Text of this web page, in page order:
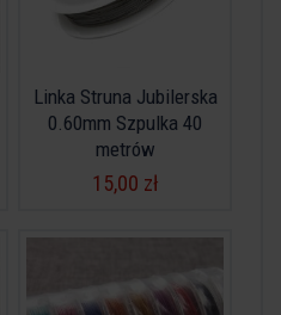
Linka Struna Jubilerska
0.60mm Szpulka 40
metrów
15,00 zł